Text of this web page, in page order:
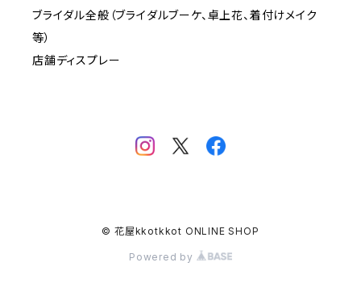
ブライダル全般（ブライダルブーケ、卓上花、着付けメイク
等）
店舗ディスプレー
© 花屋kkotkkot ONLINE SHOP
Powered by